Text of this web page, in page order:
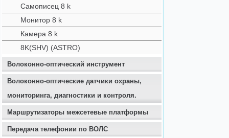
Самописец 8 k
Монитор 8 k
Камера 8 k
8K(SHV) (ASTRO)
Волоконно-оптический инструмент
Волоконно-оптические датчики охраны,
мониторинга, диагностики и контроля.
Маршрутизаторы межсетевые платформы
Передача телефонии по ВОЛС